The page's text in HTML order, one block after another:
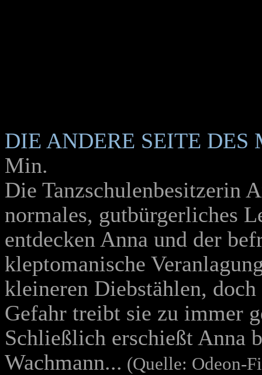
DIE ANDERE SEITE DES
Min.
Die Tanzschulenbesitzerin
normales, gutbürgerliches
entdecken Anna und der
kleptomanische
kleineren Diebstählen,
Gefahr treibt sie zu immer
Schließlich erschießt Anna
Wachmann... (Quelle: Odeon-